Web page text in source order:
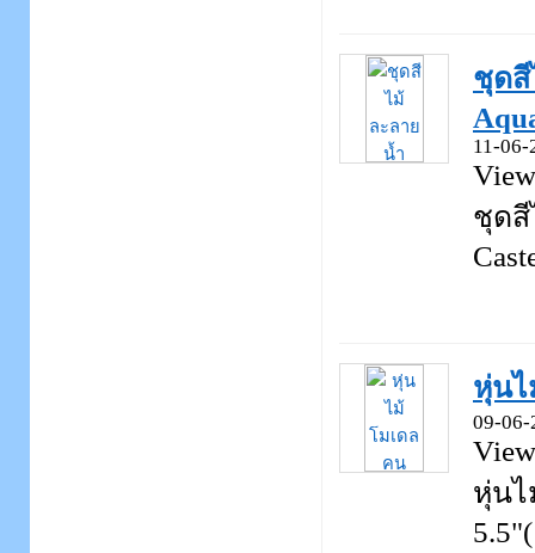
ชุดสี
11-06-
ชุดสี
หุ่นไ
09-06-
หุ่นไ